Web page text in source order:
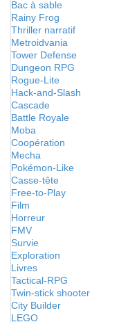
Bac à sable
Rainy Frog
Thriller narratif
Metroidvania
Tower Defense
Dungeon RPG
Rogue-Lite
Hack-and-Slash
Cascade
Battle Royale
Moba
Coopération
Mecha
Pokémon-Like
Casse-tête
Free-to-Play
Film
Horreur
FMV
Survie
Exploration
Livres
Tactical-RPG
Twin-stick shooter
City Builder
LEGO